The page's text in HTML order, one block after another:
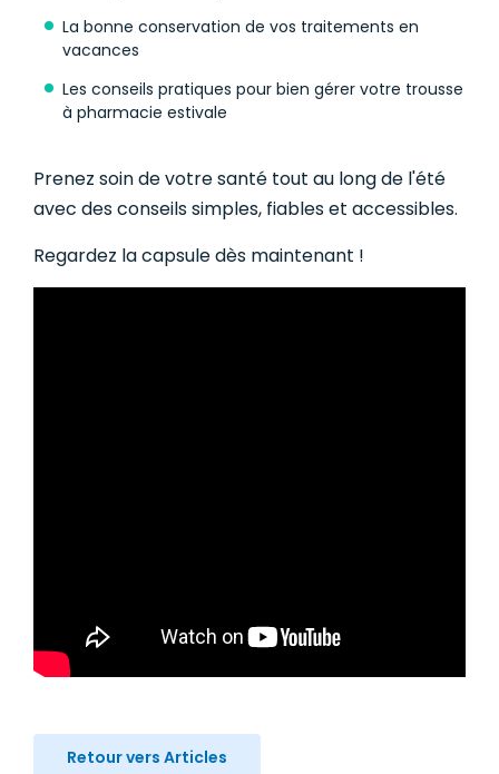
La bonne conservation de vos traitements en
vacances
Les conseils pratiques pour bien gérer votre trousse
à pharmacie estivale
Prenez soin de votre santé tout au long de l'été
avec des conseils simples, fiables et accessibles.
Regardez la capsule dès maintenant !
Retour vers Articles